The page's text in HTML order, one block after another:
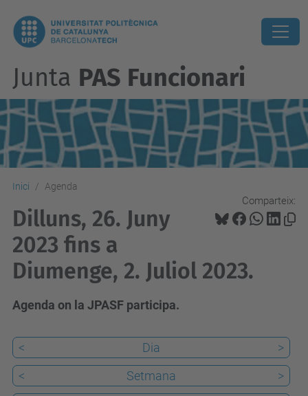
Junta PAS Funcionari
Inici Agenda
Comparteix:
Dilluns, 26. Juny
2023 fins a
Diumenge, 2. Juliol 2023.
Agenda on la JPASF participa.
< Dia
>
<
Setmana
>